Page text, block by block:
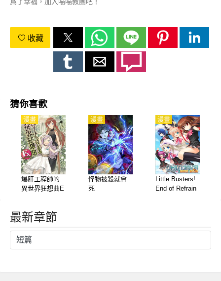
收藏
猜你喜歡
爆肝工程師的
異世界狂想曲E
記
漫畫
怪物被殺就會
死
漫畫
Little Busters!
End of Refrain
漫畫
最新章節
短篇